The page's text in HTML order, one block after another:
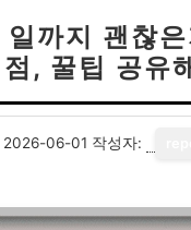
까지 괜찮
점, 꿀팁 공유
2026-06-01 작성자: